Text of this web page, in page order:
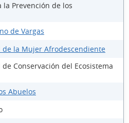
Prevención de los
de Vargas
de la Mujer Afrodescendiente
Conservación del Ecosistema
Abuelos